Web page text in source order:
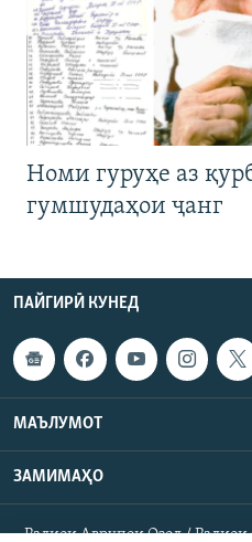
Номи гуруҳе аз
гумшудаҳои ҷанг
ПАЙГИРӢ КУНЕД
МАЪЛУМОТ
ЗАМИМАҲО
Радиои Аврупои Озод /